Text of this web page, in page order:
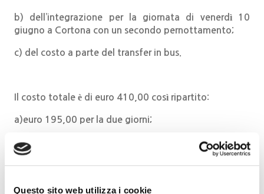
Questo sito web utilizza i cookie
b) dell’integrazione per la giornata di venerdì 10
giugno a Cortona con un secondo pernottamento;
c) del costo a parte del transfer in bus.
Il costo totale è di euro 410,00 così ripartito:
a)euro 195,00 per la due giorni;
b)euro 75,00 per la giornata di venerdì 10 e
pernottamento;